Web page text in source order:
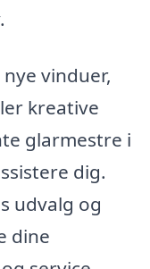
vinduer,
kreative
glarmestre i
dig.
udvalg og
dine